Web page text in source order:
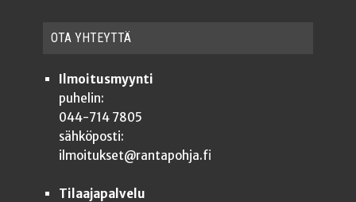
OTA YHTEYT­TÄ
Ilmoitusmyynti
puhelin:
044-714 7805
sähköposti:
ilmoitukset@rantapohja.fi
Tilaajapalvelu